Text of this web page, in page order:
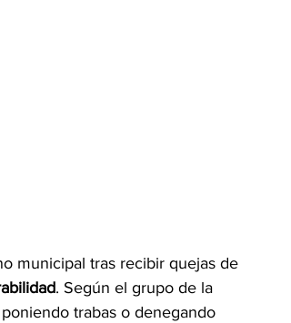
municipal tras recibir quejas de
. Según el grupo de la
trabas o denegando